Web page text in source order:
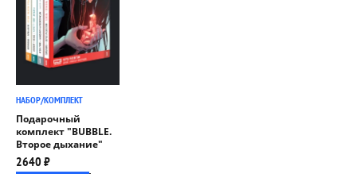
НАБОР/КОМПЛЕКТ
Подарочный
комплект "BUBBLE.
Второе дыхание"
2640 ₽